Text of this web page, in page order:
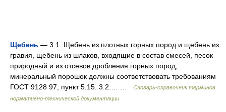
Щебень — 3.1. Щебень из плотных горных пород и щебень из
гравия, щебень из шлаков, входящие в состав смесей, песок
природный и из отсевов дробления горных пород,
минеральный порошок должны соответствовать требованиям
ГОСТ 9128 97, пункт 5.15. 3.2.… …
Словарь-справочник терминов
нормативно-технической документации